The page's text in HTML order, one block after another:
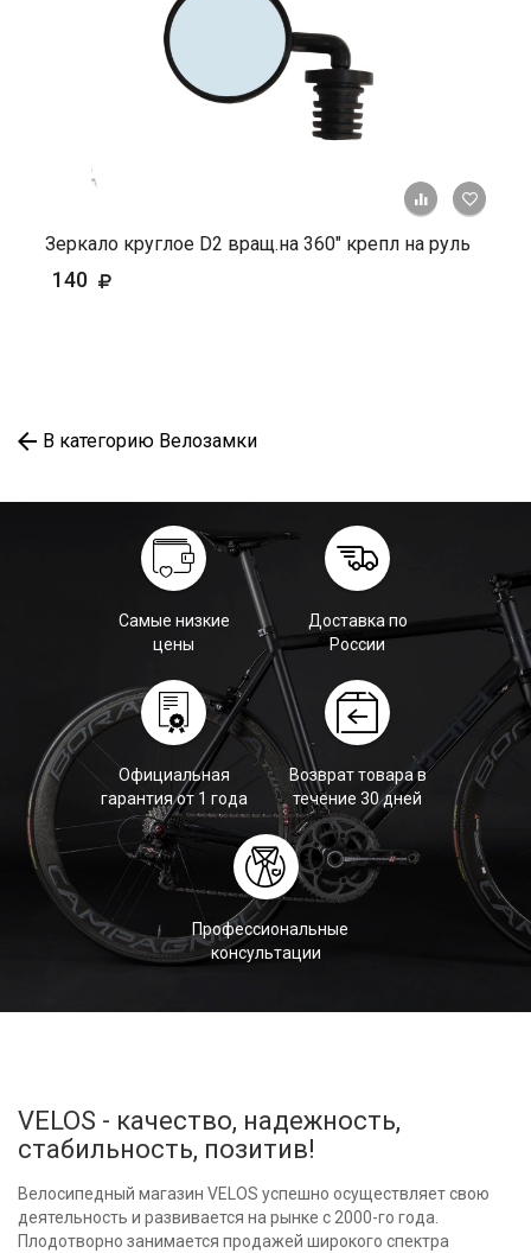
+ К
Зеркало круглое D2 вращ.на 360" крепл на руль
140
В категорию Велозамки
Самые низкие
цены
Доставка по
России
Официальная
гарантия от 1 года
Возврат товара в
течение 30 дней
Профессиональные
консультации
VELOS - качество, надежность,
стабильность, позитив!
Велосипедный магазин VELOS успешно осуществляет свою
деятельность и развивается на рынке с 2000-го года.
Плодотворно занимается продажей широкого спектра